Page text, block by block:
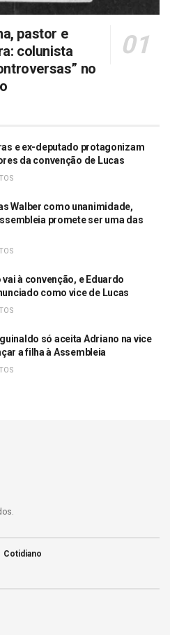
pastor e
colunista
no
e ex-deputado protagonizam
da convenção de Lucas
Walber como unanimidade,
promete ser uma das
à convenção, e Eduardo
como vice de Lucas
só aceita Adriano na vice
a filha à Assembleia
Cotidiano